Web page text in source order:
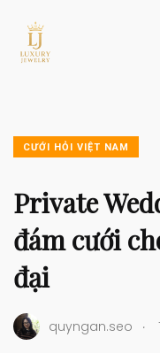
CƯỚI HỎI VIỆT NAM
Private
đám cưới
đại
quyngan.seo .